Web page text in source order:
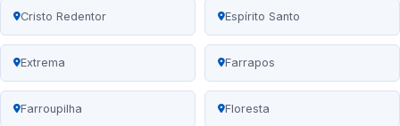
Cristo Redentor Espírito Santo
Extrema Farrapos
Farroupilha Floresta